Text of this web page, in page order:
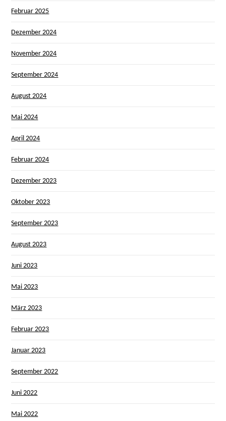
Februar 2025
Dezember 2024
November 2024
September 2024
August 2024
Mai 2024
April 2024
Februar 2024
Dezember 2023
Oktober 2023
September 2023
August 2023
Juni 2023
Mai 2023
März 2023
Februar 2023
Januar 2023
September 2022
Juni 2022
Mai 2022